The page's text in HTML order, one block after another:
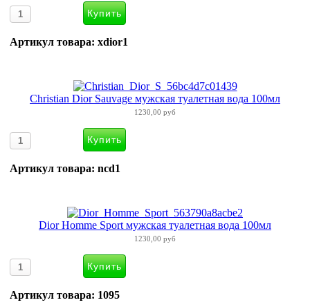
Артикул товара: xdior1
Christian Dior Sauvage мужская туалетная вода 100мл
1230,00 руб
Артикул товара: ncd1
Dior Homme Sport мужская туалетная вода 100мл
1230,00 руб
Артикул товара: 1095